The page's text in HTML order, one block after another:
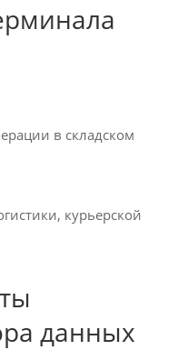
в складском
курьерской
данных